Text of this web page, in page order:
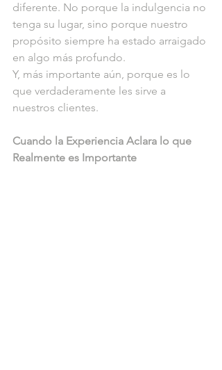
diferente. No porque la indulgencia no
tenga su lugar, sino porque nuestro
propósito siempre ha estado arraigado
en algo más profundo.
Y, más importante aún, porque es lo
que verdaderamente les sirve a
nuestros clientes.
Cuando la Experiencia Aclara lo que
Realmente es Importante